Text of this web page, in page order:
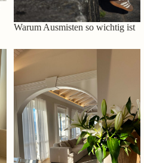
Warum Ausmisten so wichtig ist